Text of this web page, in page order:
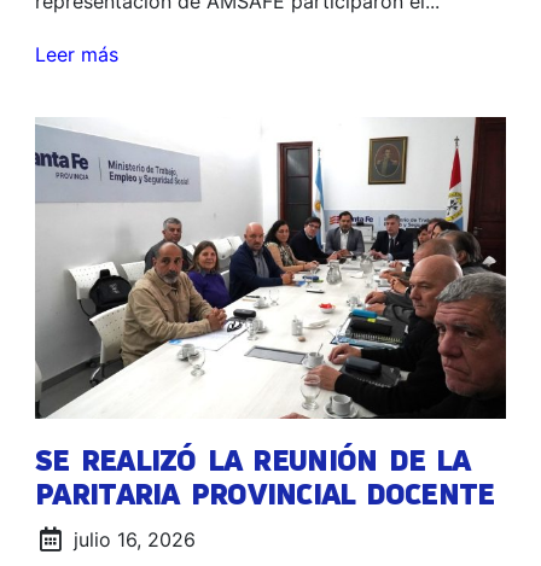
Leer más
SE REALIZÓ LA REUNIÓN DE LA
PARITARIA PROVINCIAL DOCENTE
julio 16, 2026